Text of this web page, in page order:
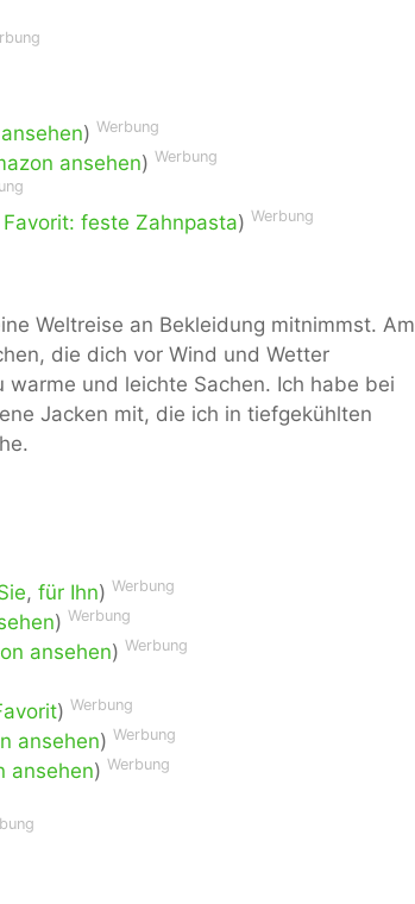
) Werbung
ansehen) Werbung
Favorit: feste Zahnpasta) Werbung
Weltreise an Bekleidung mitnimmst. Am
die dich vor Wind und Wetter
und leichte Sachen. Ich habe bei
Jacken mit, die ich in tiefgekühlten
, für Ihn) Werbung
) Werbung
ansehen) Werbung
) Werbung
ansehen) Werbung
ansehen) Werbung